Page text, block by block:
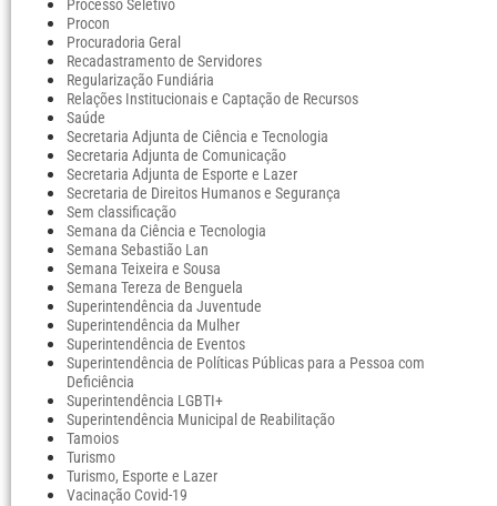
Processo Seletivo
Procon
Procuradoria Geral
Recadastramento de Servidores
Regularização Fundiária
Relações Institucionais e Captação de Recursos
Saúde
Secretaria Adjunta de Ciência e Tecnologia
Secretaria Adjunta de Comunicação
Secretaria Adjunta de Esporte e Lazer
Secretaria de Direitos Humanos e Segurança
Sem classificação
Semana da Ciência e Tecnologia
Semana Sebastião Lan
Semana Teixeira e Sousa
Semana Tereza de Benguela
Superintendência da Juventude
Superintendência da Mulher
Superintendência de Eventos
Superintendência de Políticas Públicas para a Pessoa com
Deficiência
Superintendência LGBTI+
Superintendência Municipal de Reabilitação
Tamoios
Turismo
Turismo, Esporte e Lazer
Vacinação Covid-19